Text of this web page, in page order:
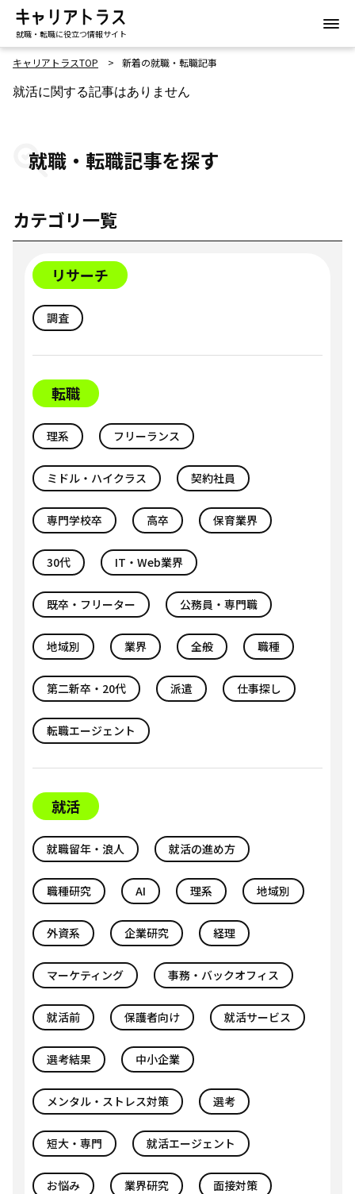
就職・転職に役立つ情報サイト
キャリアトラスTOP 新着の就職・転職記事
就活に関する記事はありません
就職・転職記事を探す
カテゴリ一覧
リサーチ
調査
転職
理系 フリーランス
ミドル・ハイクラス 契約社員
専門学校卒 高卒 保育業界
30代 IT・Web業界
既卒・フリーター 公務員・専門職
地域別 業界 全般 職種
第二新卒・20代 派遣 仕事探し
転職エージェント
就活
就職留年・浪人 就活の進め方
職種研究 AI 理系 地域別
外資系 企業研究 経理
マーケティング 事務・バックオフィス
就活前 保護者向け 就活サービス
選考結果 中小企業
メンタル・ストレス対策 選考
短大・専門 就活エージェント
お悩み 業界研究 面接対策